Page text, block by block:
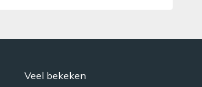
Veel bekeken